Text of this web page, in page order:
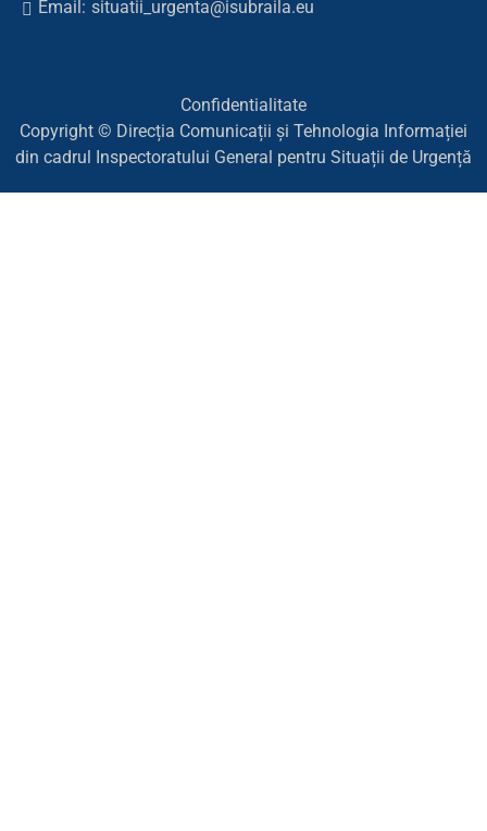
Email: situatii_urgenta@isubraila.eu
Confidentialitate
Copyright © Direcția Comunicații și Tehnologia Informației
din cadrul Inspectoratului General pentru Situații de Urgență